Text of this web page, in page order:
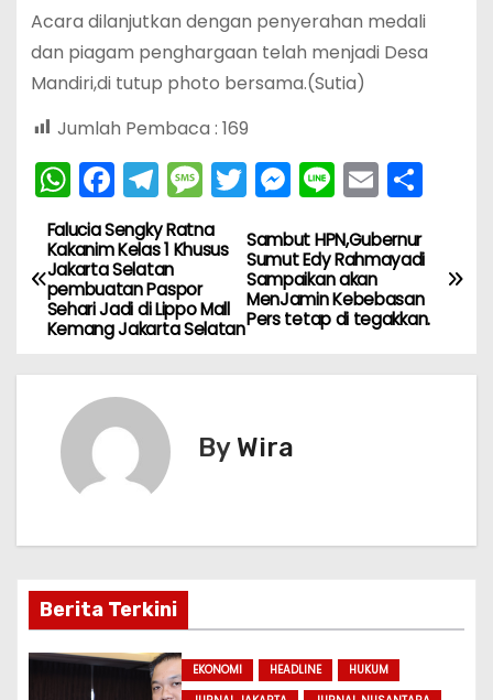
Acara dilanjutkan dengan penyerahan medali
dan piagam penghargaan telah menjadi Desa
Mandiri,di tutup photo bersama.(Sutia)
Jumlah Pembaca : 169
W
h
a
ts
A
p
F
a
c
e
b
o
k
T
el
e
gr
a
M
e
s
s
a
e
T
w
itt
er
M
e
s
s
e
g
Li
n
e
E
m
ai
l
S
ar
e
N
a
v
i
p
o
Sambut HPN,Gubernur
Sumut Edy Rahmayadi
Sampaikan akan
MenJamin Kebebasan
Pers tetap di tegakkan.
Falucia Sengky Ratna
Kakanim Kelas 1 Khusus
Jakarta Selatan
pembuatan Paspor
Sehari Jadi di Lippo Mall
Kemang Jakarta Selatan
By Wira
Berita Terkini
EKONOMI HEADLINE
HUKUM